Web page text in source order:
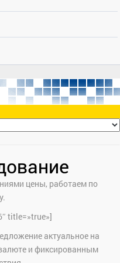
цены, работаем по
title=»true»]
актуальное на
и фиксированным